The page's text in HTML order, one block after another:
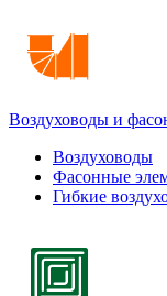
Воздуховоды и
Воздуховоды
Фасонные
Гибкие